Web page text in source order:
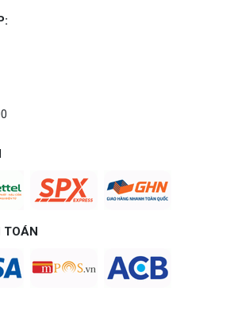
Mềm Vi Tính Nguyễn Thắng
TOÁN